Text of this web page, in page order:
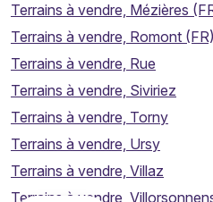
Terrains à vendre, Mézières
Terrains à vendre, Romont (FR)
Terrains à vendre, Rue
Terrains à vendre, Siviriez
Terrains à vendre, Torny
Terrains à vendre, Ursy
Terrains à vendre, Villaz
Terrains à vendre,